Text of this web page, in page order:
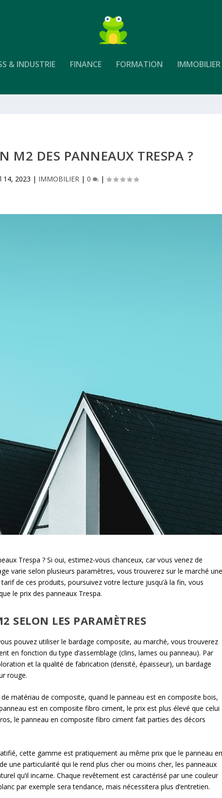
& INDUSTRIE FINANCE FORMATION IMMOBILIER
M2 DES PANNEAUX TRESPA ?
14, 2023 | IMMOBILIER |0 |
Trespa ? Si oui, estimez-vous chanceux, car vous venez de
varie selon plusieurs paramètres, vous trouverez sur le marché
de ces produits, poursuivez votre lecture jusqu’à la fin, vous
le prix des panneaux Trespa.
SELON LES PARAMÈTRES
pouvez utiliser le bardage composite, au marché, vous trouverez
en fonction du type d’assemblage (clins, lames ou panneau). Par
et la qualité de fabrication (densité, épaisseur), un bardage
rouge.
matériau de composite, quand le panneau est en composite bois,
est en composite fibro ciment, le prix est plus élevé que celui
le panneau en composite fibro ciment fait parties des décors
cette gamme est pratiquement au même prix que le panneau
une particularité qui le rend plus cher ou moins cher, les panneaux
qu’il incarne. Chaque revêtement est caractérisé par une couleur
par exemple sera tendance, mais nécessitera plus d’entretien.